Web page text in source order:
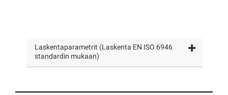
Laskentaparametrit (Laskenta EN ISO 6946
standardin mukaan)